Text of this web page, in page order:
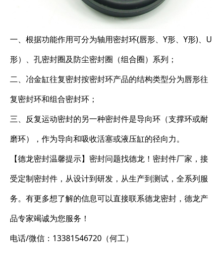
一、根据功能作用可分为轴用密封环(唇形、Y形、Y形)、U
形）、孔密封圈及防尘密封圈（组合圈）系列；
二、冶金缸往复密封按密封环产品的结构类型分为唇形往
复密封环和组合密封环；
三、反复运动密封的另一种密封件是导向环（支撑环或耐
磨环），作为导向和吸收活塞或液压缸的径向力。
【德龙密封温馨提示】密封问题找德龙！密封件厂家，接
受定制密封件，从设计到研发，从生产到测试，全系列服
务。有更多想了解的信息可以直接联系德龙密封，德龙产
品专家竭诚为您服务！
电话/微信：13381546720（何工）